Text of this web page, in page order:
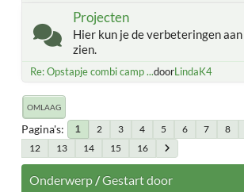
Projecten
Hier kun je de verbeteringen
zien.
Re: Opstapje combi camp ...doorLindaK4
OMLAAG
Pagina's 1 2 3 4 5 6 7 8
12
13 14 15 16
Onderwerp/Gestart door